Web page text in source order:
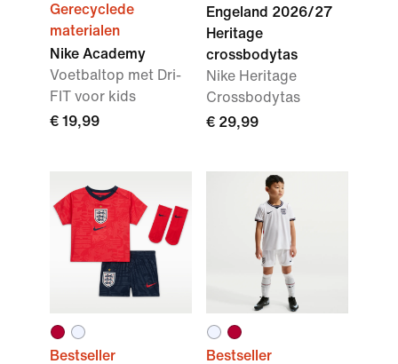
Gerecyclede
materialen
Nike Academy
Voetbaltop met Dri-
FIT voor kids
€ 19,99
Engeland 2026/27
Heritage
crossbodytas
Nike Heritage
Crossbodytas
€ 29,99
Bestseller
Bestseller